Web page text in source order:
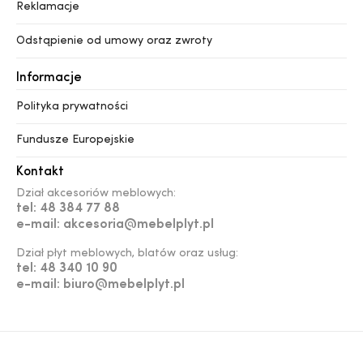
Reklamacje
Odstąpienie od umowy oraz zwroty
Informacje
Polityka prywatności
Fundusze Europejskie
Kontakt
Dział akcesoriów meblowych:
tel: 48 384 77 88
e-mail: akcesoria@mebelplyt.pl
Dział płyt meblowych, blatów oraz usług:
tel: 48 340 10 90
e-mail: biuro@mebelplyt.pl